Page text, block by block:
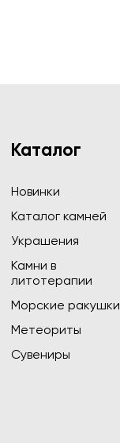
Каталог
Новинки
Каталог камней
Украшения
Камни в
литотерапии
Морские ракушки
Метеориты
Сувениры